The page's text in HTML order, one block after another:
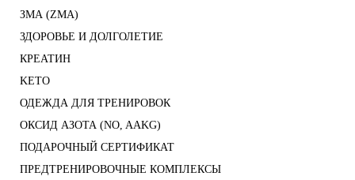
ЗМА (ZMA)
ЗДОРОВЬЕ И ДОЛГОЛЕТИЕ
КРЕАТИН
KETO
ОДЕЖДА ДЛЯ ТРЕНИРОВОК
ОКСИД АЗОТА (NO, AAKG)
ПОДАРОЧНЫЙ СЕРТИФИКАТ
ПРЕДТРЕНИРОВОЧНЫЕ КОМПЛЕКСЫ